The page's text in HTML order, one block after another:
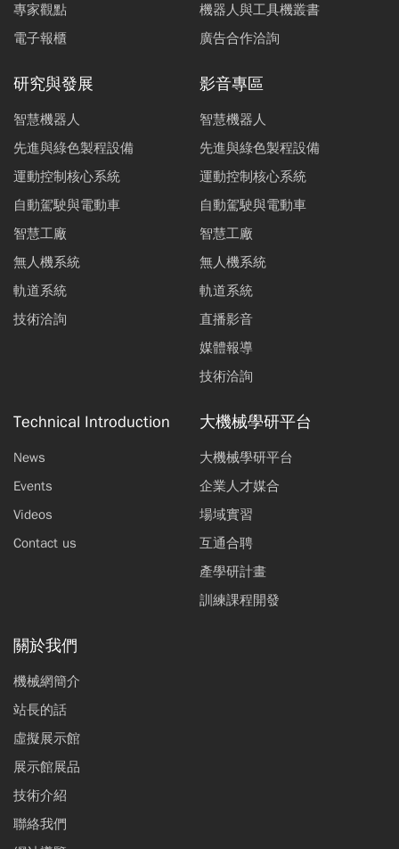
專家觀點
電子報櫃
機器人與工具機叢書
廣告合作洽詢
研究與發展
智慧機器人
先進與綠色製程設備
運動控制核心系統
自動駕駛與電動車
智慧工廠
無人機系統
軌道系統
技術洽詢
影音專區
智慧機器人
先進與綠色製程設備
運動控制核心系統
自動駕駛與電動車
智慧工廠
無人機系統
軌道系統
直播影音
媒體報導
技術洽詢
Technical Introduction
News
Events
Videos
Contact us
大機械學研平台
大機械學研平台
企業人才媒合
場域實習
互通合聘
產學研計畫
訓練課程開發
關於我們
機械網簡介
站長的話
虛擬展示館
展示館展品
技術介紹
聯絡我們